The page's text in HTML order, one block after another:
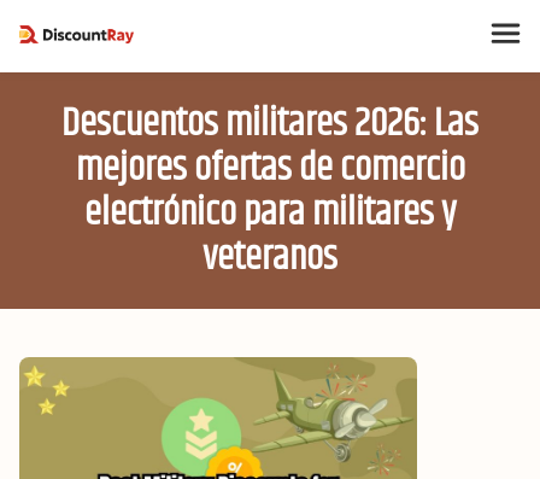
Descuentos militares 2026: Las
mejores ofertas de comercio
electrónico para militares y
veteranos